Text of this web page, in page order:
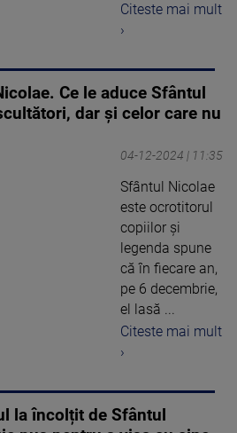
Citeste mai mult
›
Ce le aduce Sfântul
dar și celor care nu
04-12-2024 | 11:35
Sfântul Nicolae
este ocrotitorul
copiilor și
legenda spune
că în fiecare an,
pe 6 decembrie,
el lasă ...
Citeste mai mult
›
la încolțit de Sfântul